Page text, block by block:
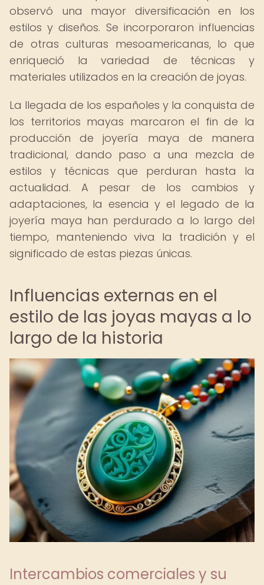
observó una mayor diversificación en los
estilos y diseños. Se incorporaron influencias
de otras culturas mesoamericanas, lo que
enriqueció la variedad de técnicas y
materiales utilizados en la creación de joyas.
La llegada de los españoles y la conquista de
los territorios mayas marcaron el fin de la
producción de joyería maya de manera
tradicional, dando paso a una mezcla de
estilos y técnicas que perduran hasta la
actualidad. A pesar de los cambios y
adaptaciones, la esencia y el legado de la
joyería maya han perdurado a lo largo del
tiempo, manteniendo viva la tradición y el
significado de estas piezas únicas.
Influencias externas en el
estilo de las joyas mayas a lo
largo de la historia
Intercambios comerciales y su